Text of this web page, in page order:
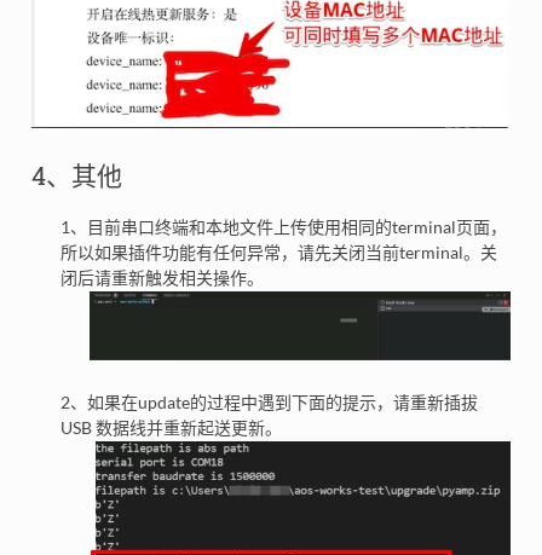
4、其他
1、目前串口终端和本地文件上传使用相同的terminal页面，
所以如果插件功能有任何异常，请先关闭当前terminal。关
闭后请重新触发相关操作。
2、如果在update的过程中遇到下面的提示，请重新插拔
USB 数据线并重新起送更新。